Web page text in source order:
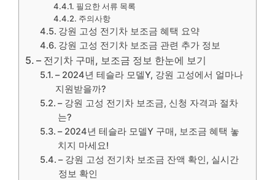
필요한 서류 목록
주의사항
강원 고성 전기차 보조금 혜택 요약
강원 고성 전기차 보조금 관련 추가 정보
– 전기차 구매, 보조금 정보 한눈에 보기
– 2024년 테슬라 모델Y, 강원 고성에서 얼마나
지원받을까?
– 강원 고성 전기차 보조금, 신청 자격과 절차
는?
– 2024년 테슬라 모델Y 구매, 보조금 혜택 놓
치지 마세요!
– 강원 고성 전기차 보조금 잔액 확인, 실시간
정보 확인